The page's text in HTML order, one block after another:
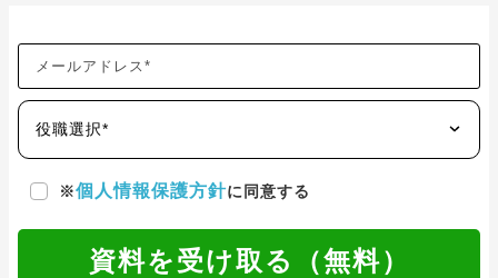
役職選択*
※個人情報保護方針に同意する
資料を受け取る（無料）